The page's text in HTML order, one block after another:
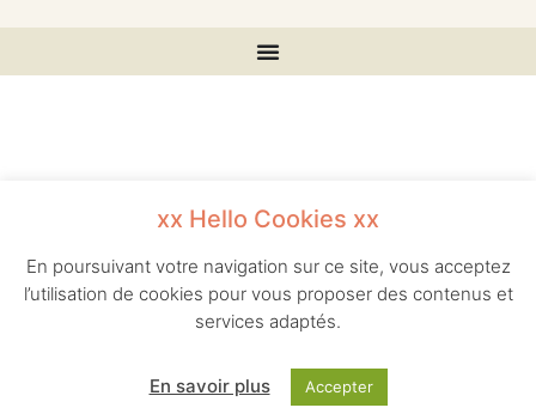
xx Hello Cookies xx
En poursuivant votre navigation sur ce site, vous acceptez
l’utilisation de cookies pour vous proposer des contenus et
services adaptés.
En savoir plus Accepter